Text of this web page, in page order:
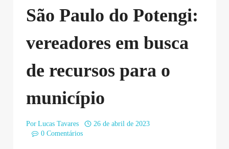
São Paulo do Potengi:
vereadores em busca
de recursos para o
município
Por Lucas Tavares
26 de abril de 2023
0 Comentários